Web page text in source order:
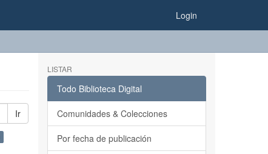
Login
Ir
LISTAR
Todo Biblioteca Digital
Comunidades & Colecciones
Por fecha de publicación